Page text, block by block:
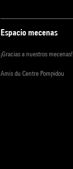
Espacio mecenas
¡Gracias a nuestros mecenas!
Amis du Centre Pompidou